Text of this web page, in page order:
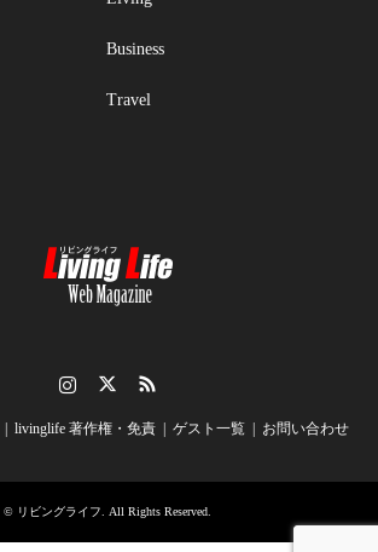
Business
Travel
livinglife 著作権・免責 ゲスト一覧 お問い合わせ
© リビングライフ . All Rights Reserved.